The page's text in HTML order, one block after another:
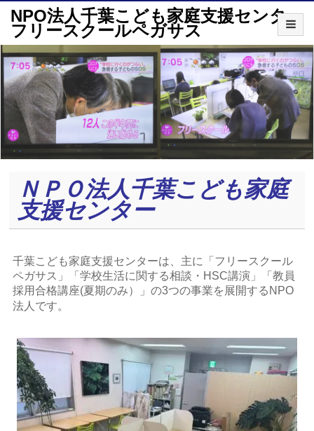
NPO法人千葉こども家庭支援センター
フリースクールペガサス
ＮＰＯ法人千葉こども家庭
支援センター
千葉こども家庭支援センターは、主に「フリースクール
ペガサス」「学校生活に関する相談・HSC講演」「教員
採用合格講座(夏期のみ）」の3つの事業を展開するNPO
法人です。